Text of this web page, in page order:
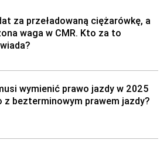
za przeładowaną ciężarówkę, a
waga w CMR. Kto za to
wymienić prawo jazdy w 2025
z bezterminowym prawem jazdy?